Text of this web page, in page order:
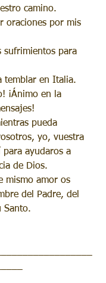
camino.
oraciones por mis
sufrimientos para
temblar en Italia.
¡Ánimo en la
pueda
yo, vuestra
para ayudaros a
de Dios.
mismo amor os
del Padre, del
Santo.